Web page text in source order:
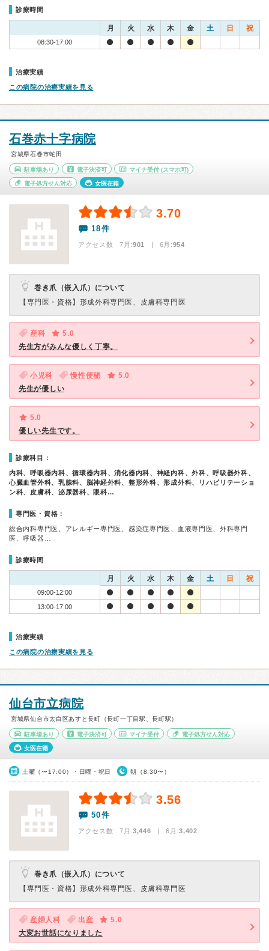
診療時間
月 火 水 木 金 土 日 祝
08:30-17:00
治療実績
この病院の治療実績を見る
石巻赤十字病院
宮城県石巻市蛇田
駐車場あり 電子決済可 マイナ受付 (スマホ可)
電子処方せん対応 女医在籍
3.70
18件
アクセス数 7月:901 | 6月:954
巻き爪（嵌入爪）について
【専門医・資格】 形成外科専門医、皮膚科専門医
産科
5.0
先生方がみんな優しく丁寧。
小児科 慢性便秘
5.0
先生が優しい
5.0
優しい先生です。
診療科目：
内科、呼吸器内科、循環器内科、消化器内科、神経内科、外科、呼吸器外科、
心臓血管外科、乳腺科、脳神経外科、整形外科、形成外科、リハビリテーショ
ン科、皮膚科、泌尿器科、眼科…
専門医・資格：
総合内科専門医、アレルギー専門医、感染症専門医、血液専門医、外科専門
医、呼吸器…
診療時間
月 火 水 木 金 土 日 祝
09:00-12:00
13:00-17:00
治療実績
この病院の治療実績を見る
仙台市立病院
宮城県仙台市太白区あすと長町（長町一丁目駅、長町駅）
駐車場あり 電子決済可 マイナ受付 電子処方せん対応
女医在籍
土曜（〜17:00）・日曜・祝日 朝（8:30〜）
3.56
50件
アクセス数 7月:3,446 | 6月:3,402
巻き爪（嵌入爪）について
【専門医・資格】 形成外科専門医、皮膚科専門医
産婦人科 出産
5.0
大変お世話になりました